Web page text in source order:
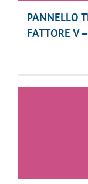
PANNELLO
FATTORE V